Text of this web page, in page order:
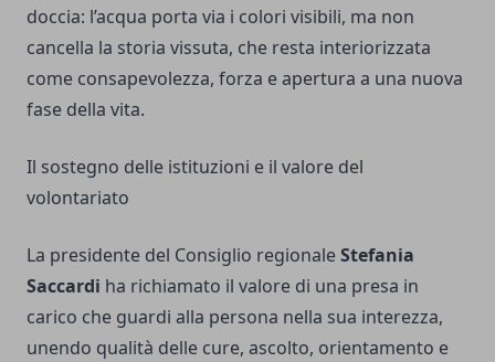
doccia: l’acqua porta via i colori visibili, ma non
cancella la storia vissuta, che resta interiorizzata
come consapevolezza, forza e apertura a una nuova
fase della vita.
Il sostegno delle istituzioni e il valore del
volontariato
La presidente del Consiglio regionaleStefania
Saccardi ha richiamato il valore di una presa in
carico che guardi alla persona nella sua interezza,
unendo qualità delle cure, ascolto, orientamento e